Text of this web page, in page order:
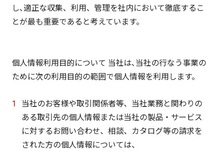
し､適正な収集、利用、管理を社内において徹底するこ
とが最も重要であると考えています。
個人情報利用目的について 当社は､当社の行なう事業の
ために次の利用目的の範囲で個人情報を利用します。
当社のお客様や取引関係者等、当社業務と関わりの
ある取引先の個人情報または当社の製品・サービス
に対するお問い合わせ、相談、カタログ等の請求を
された方の個人情報については、